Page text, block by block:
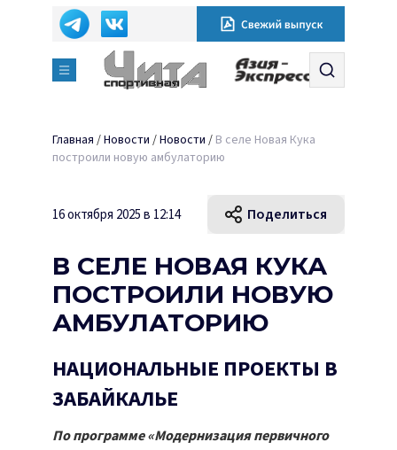
Главная /Новости /Новости / В селе Новая Кука
построили новую амбулаторию
16 октября 2025 в 12:14 Поделиться
В СЕЛЕ НОВАЯ КУКА
ПОСТРОИЛИ НОВУЮ
АМБУЛАТОРИЮ
НАЦИОНАЛЬНЫЕ ПРОЕКТЫ В
ЗАБАЙКАЛЬЕ
По программе «Модернизация первичного